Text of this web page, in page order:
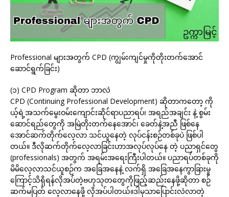
Professional များအတွက် CPD (ကျွမ်းကျင်မှုကိုတိုးတက်အောင်
ဆောင်ရွက်ခြင်း)
(၁) CPD Program ဆိုတာ ဘာလဲ
CPD (Continuing Professional Development) ဆိုတာကတော့ ကို
ယ့်ရဲ့အသက်မွေးဝမ်းကျောင်းဆိုင်ရာပညာရပ်၊ အရည်အချင်း နဲ့ စွမ်း
ဆောင်ရည်တွေကို အမြဲတိုးတက်နေအောင်၊ ခေတ်နဲ့အညီ ဖြစ်နေ
အောင်ဆက်တိုက်လေ့လာ သင်ယူနေတဲ့ လုပ်ငန်းစဉ်တစ်ခုပဲ ဖြစ်ပါ
တယ်။ ဒီလိုဆက်တိုက်လေ့လာခြင်းဟာအလုပ်လုပ်နေ တဲ့ ပညာရှင်တွေ
(professionals) အတွက် အရမ်းအရေးကြီးပါတယ်။ ပညာရပ်တစ်ခုကို
မိမိလေ့လာသင်ယူစဉ်က အခြေအနေနဲ့ လက်ရှိ အခြေအနေကွာခြားမှု
ကြောင့်သိရှိရန်လိုအပ်တဲ့ဗဟုသုတတွေကိုဖြည့်ဆည်းနေဖို့ဆိုတာ စဉ်
ဆက်မပြတ် လေ့လာနေဖို့ လိုအပ်ပါတယ်။ဒါမှသာပြောင်းလဲလာတဲ့